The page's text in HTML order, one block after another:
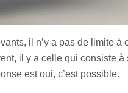
il n’y a pas de limite à
il y a celle qui consiste à
est oui, c’est possible.